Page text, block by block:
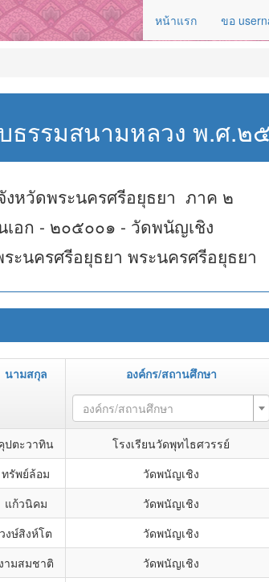
หน้าแรก ขอ
ธรรมสนามหลวง พ.ศ.๒
งหวัดพระนครศรีอยุธยา ภาค ๒
เอก - ๒๐๕๐๐๑ - วัดพนัญเชิง
ะนครศรีอยุธยา พระนครศรีอยุธยา
นามสกุล องค์กร/สถานศึกษา
องค์กร/สถานศึกษา
ปตะวาทิน โรงเรียนวัดพุทไธศวรรย์
ทรัพย์ล้อม วัดพนัญเชิง
แก้วนิคม วัดพนัญเชิง
วงษ์สิงห์โต วัดพนัญเชิง
งามสมชาติ วัดพนัญเชิง